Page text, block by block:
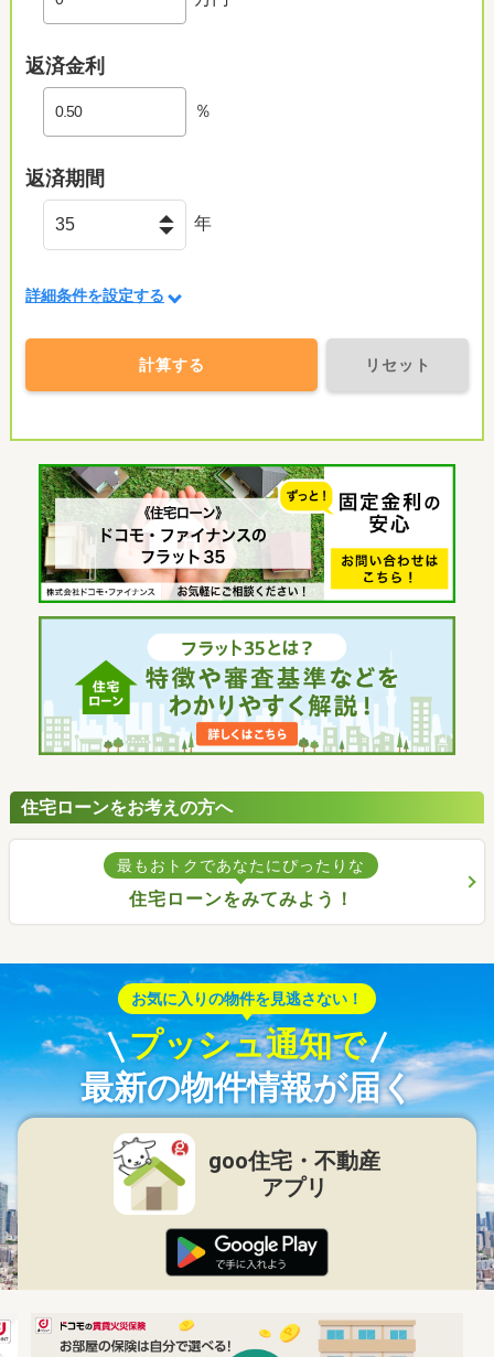
返済金利
％
返済期間
年
詳細条件を設定する
計算する リセット
住宅ローンをお考えの方へ
最もおトクであなたにぴったりな
住宅ローンをみてみよう！
お気に入りの物件を見逃さない！
プッシュ通知で
最新の物件情報が届く
goo住宅・不動産
アプリ